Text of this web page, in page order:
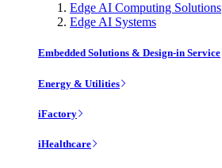
Edge AI Computing Solutions
Edge AI Systems
Embedded Solutions & Design-in Service
Energy & Utilities
iFactory
iHealthcare